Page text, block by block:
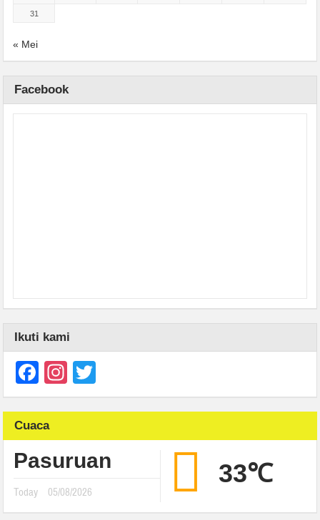
31
« Mei
Facebook
Ikuti kami
Facebook
Instagram
Cuaca
Pasuruan
Today 05/08/2026
33℃